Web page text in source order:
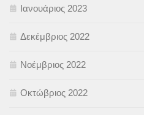
Ιανουάριος 2023
Δεκέμβριος 2022
Νοέμβριος 2022
Οκτώβριος 2022